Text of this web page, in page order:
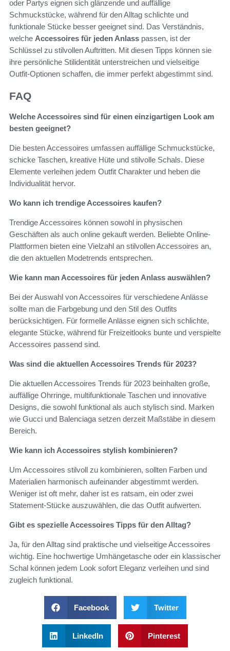
oder Partys eignen sich glänzende und auffällige
Schmuckstücke, während für den Alltag schlichte und
funktionale Stücke besser geeignet sind. Das Verständnis,
welche Accessoires für jeden Anlass passen, ist der
Schlüssel zu stilvollen Auftritten. Mit diesen Tipps können sie
ihre persönliche Stilidentität unterstreichen und vielseitige
Outfit-Optionen schaffen, die immer perfekt abgestimmt sind.
FAQ
Welche Accessoires sind für einen einzigartigen Look am
besten geeignet?
Die besten Accessoires umfassen auffällige Schmuckstücke,
schicke Taschen, kreative Hüte und stilvolle Schals. Diese
Elemente verleihen jedem Outfit Charakter und heben die
Individualität hervor.
Wo kann ich trendige Accessoires kaufen?
Trendige Accessoires können sowohl in physischen
Geschäften als auch online gekauft werden. Beliebte Online-
Plattformen bieten eine Vielzahl an stilvollen Accessoires an,
die den aktuellen Modetrends entsprechen.
Wie kann man Accessoires für jeden Anlass auswählen?
Bei der Auswahl von Accessoires für verschiedene Anlässe
sollte man die Farbgebung und den Stil des Outfits
berücksichtigen. Für formelle Anlässe eignen sich schlichte,
elegante Stücke, während für Freizeitlooks bunte und verspielte
Accessoires passend sind.
Was sind die aktuellen Accessoires Trends für 2023?
Die aktuellen Accessoires Trends für 2023 beinhalten große,
auffällige Ohrringe, multifunktionale Taschen und innovative
Designs, die sowohl funktional als auch stylisch sind. Marken
wie Gucci und Balenciaga setzen derzeit Maßstäbe in diesem
Bereich.
Wie kann ich Accessoires stylish kombinieren?
Um Accessoires stilvoll zu kombinieren, sollten Farben und
Materialien harmonisch aufeinander abgestimmt werden.
Weniger ist oft mehr, daher ist es ratsam, ein oder zwei
Statement-Stücke auszuwählen, die das Outfit aufwerten.
Gibt es spezielle Accessoires Tipps für den Alltag?
Ja, für den Alltag sind praktische und vielseitige Accessoires
wichtig. Eine hochwertige Umhängetasche oder ein klassischer
Schal können jedem Look sofort Eleganz verleihen und sind
zugleich funktional.
Facebook Twitter
LinkedIn Pinterest